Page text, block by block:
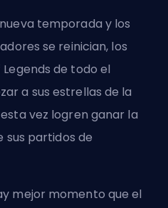
temporada y los
se reinician, los
de todo el
a sus estrellas de la
vez logren ganar la
sus partidos de
mejor momento que el